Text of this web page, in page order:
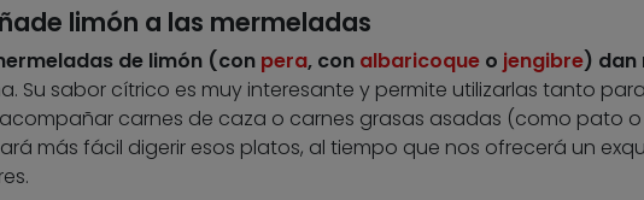
limón a las mermeladas
de limón (con pera, con albaricoqueo jengibre) dan
Su sabor cítrico es muy interesante y permite utilizarlas tanto
carnes de caza o carnes grasas asadas (como pato o
más fácil digerir esos platos, al tiempo que nos ofrecerá un